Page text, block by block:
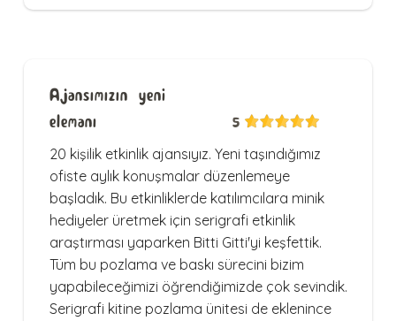
Ajansımızın yeni
elemanı
5
20 kişilik etkinlik ajansıyız. Yeni taşındığımız
ofiste aylık konuşmalar düzenlemeye
başladık. Bu etkinliklerde katılımcılara minik
hediyeler üretmek için serigrafi etkinlik
araştırması yaparken Bitti Gitti'yi keşfettik.
Tüm bu pozlama ve baskı sürecini bizim
yapabileceğimizi öğrendiğimizde çok sevindik.
Serigrafi kitine pozlama ünitesi de eklenince